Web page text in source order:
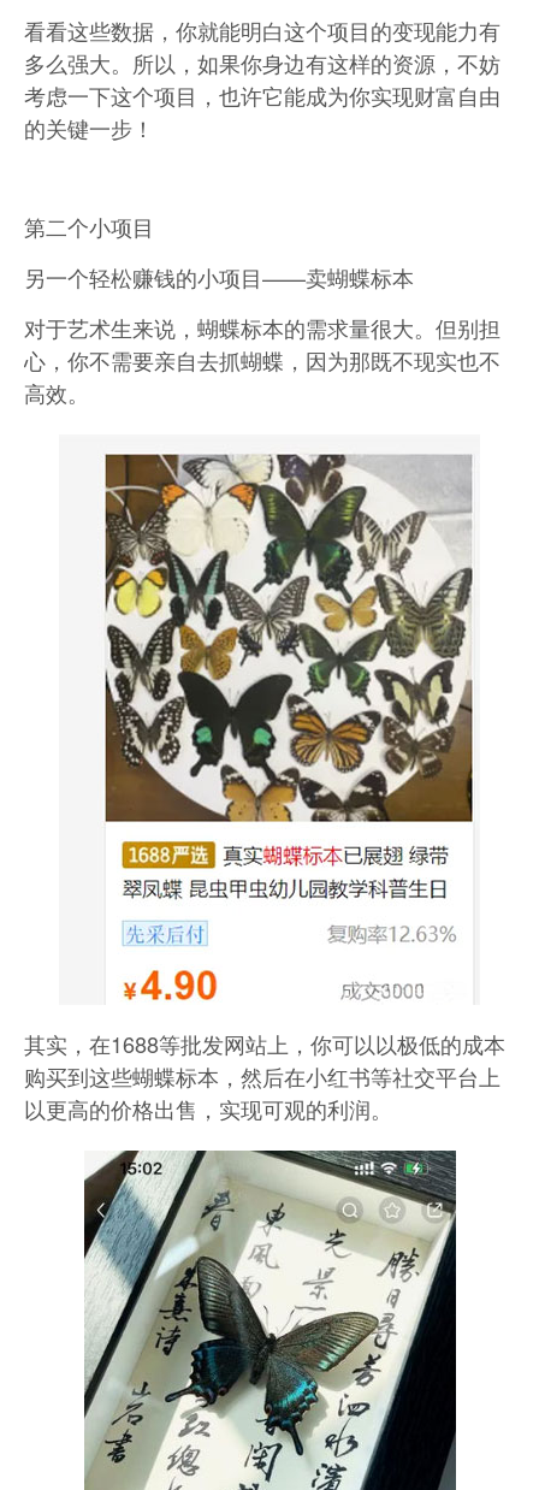
看看这些数据，你就能明白这个项目的变现能力有
多么强大。所以，如果你身边有这样的资源，不妨
考虑一下这个项目，也许它能成为你实现财富自由
的关键一步！
第二个小项目
另一个轻松赚钱的小项目——卖蝴蝶标本
对于艺术生来说，蝴蝶标本的需求量很大。但别担
心，你不需要亲自去抓蝴蝶，因为那既不现实也不
高效。
其实，在1688等批发网站上，你可以以极低的成本
购买到这些蝴蝶标本，然后在小红书等社交平台上
以更高的价格出售，实现可观的利润。